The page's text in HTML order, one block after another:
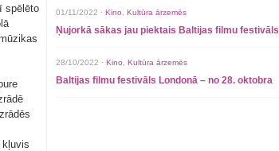
spēlēto
kļuvis
01/11/2022 · Kino Kultūra ārzemēs
Ņujorkā sākas jau piektais Baltijas filmu festivāls
28/10/2022 · Kino Kultūra ārzemēs
Baltijas filmu festivāls Londonā – no 28. oktobra